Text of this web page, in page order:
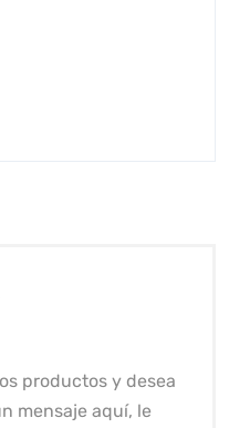
productos y desea
mensaje aquí, le